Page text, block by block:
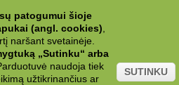
patogumui šioje
(angl. cookies)
naršant svetainėje.
„Sutinku“ arba
naudoja tiek
užtikrinančius ar
SUTINKU